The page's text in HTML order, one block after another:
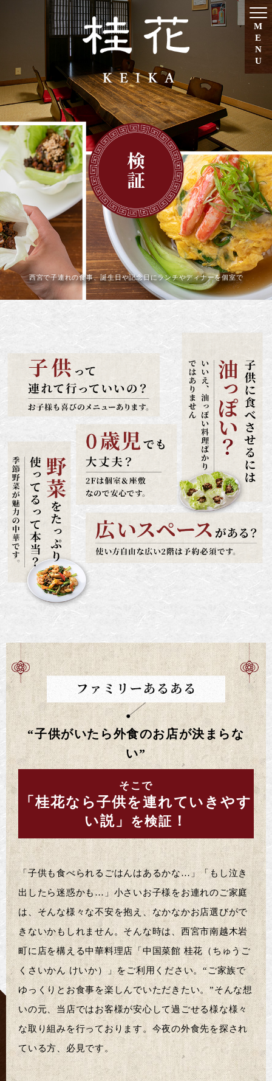
西宮で子連れの食事、誕生日や記念日にランチやディナーを個室で
“子供がいたら外食のお店が決まらな
い”
そこで
「桂花なら子供を連れていきやす
い説」
を検証 ！
「子供も食べられるごはんはあるかな…」「もし泣き
出したら迷惑かも…」小さいお子様をお連れのご家庭
は、そんな様々な不安を抱え、なかなかお店選びがで
きないかもしれません。そんな時は、西宮市南越木岩
町に店を構える中華料理店「中国菜館 桂花（ちゅうご
くさいかん けいか）」をご利用ください。“ご家族で
ゆっくりとお食事を楽しんでいただきたい。”そんな想
いの元、当店ではお客様が安心して過ごせる様な様々
な取り組みを行っております。今夜の外食先を探され
ている方、必見です。